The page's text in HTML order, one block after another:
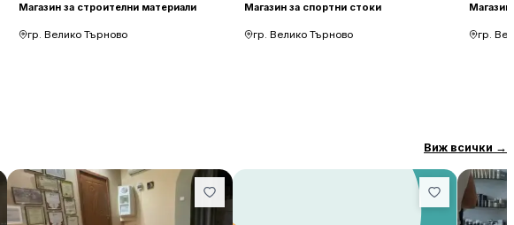
Магазин за строителни материали
гр. Велико Търново
Магазин за спортни стоки
гр. Велико Търново
Магазин
гр.
Виж всички →